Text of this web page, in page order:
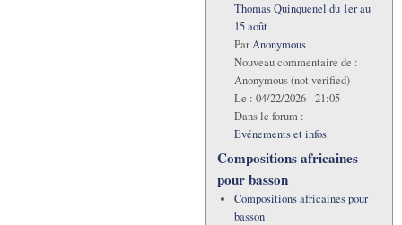
Thomas Quinquenel du 1er au
15 août
ParAnonymous
Nouveau commentaire de :
Anonymous (not verified)
Le : 04/22/2026 - 21:05
Dans le forum :
Evénements et infos
Compositions africaines
pour basson
Compositions africaines pour
basson